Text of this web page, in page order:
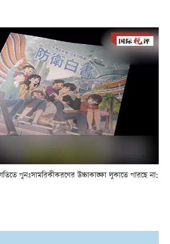
পুনঃসামরিকীকরণের উচ্চাকাঙ্ক্ষা লুকাতে পারছে না: